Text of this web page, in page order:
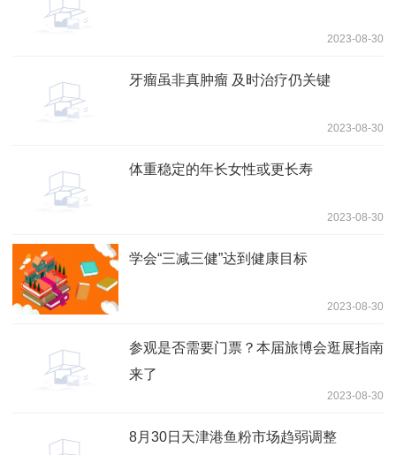
2023-08-30
牙瘤虽非真肿瘤 及时治疗仍关键
2023-08-30
体重稳定的年长女性或更长寿
2023-08-30
学会“三减三健”达到健康目标
2023-08-30
参观是否需要门票？本届旅博会逛展指南
来了
2023-08-30
8月30日天津港鱼粉市场趋弱调整